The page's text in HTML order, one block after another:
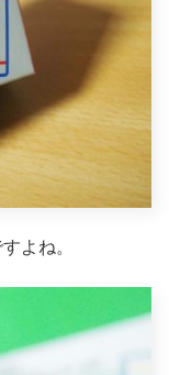
よね。